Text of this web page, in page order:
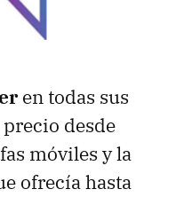
en todas sus
desde
móviles y la
ofrecía hasta